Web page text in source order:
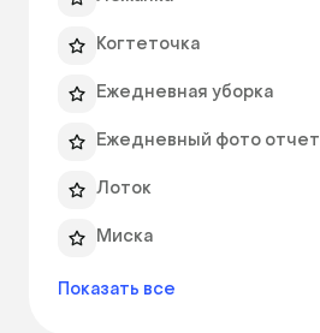
Когтеточка
Ежедневная уборка
Ежедневный фото отчет
Лоток
Миска
Показать все